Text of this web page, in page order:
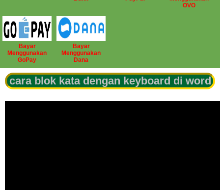
OVO
Bayar
Menggunakan
GoPay
Bayar
Menggunakan
Dana
cara blok kata dengan keyboard di word